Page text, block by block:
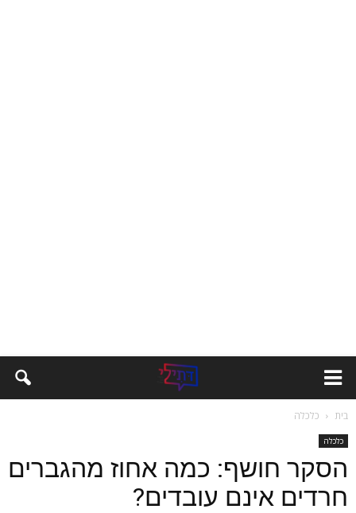
בית כלכלה
כלכלה
הסקר חושף: כמה אחוז מהגברים
חרדים אינם עובדים?